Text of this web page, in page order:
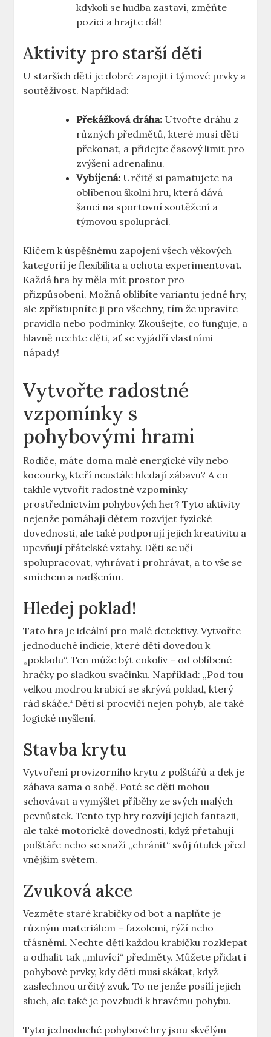
kdykoli se hudba zastaví, změňte
pozici a hrajte dál!
Aktivity pro starší děti
U starších dětí je dobré zapojit i týmové prvky a
soutěživost. Například:
Překážková dráha: Utvořte dráhu z
různých předmětů, které musí děti
překonat, a přidejte časový limit pro
zvýšení adrenalinu.
Vybíjená: Určitě si pamatujete na
oblíbenou školní hru, která dává
šanci na sportovní soutěžení a
týmovou spolupráci.
Klíčem k úspěšnému zapojení všech věkových
kategorií je flexibilita a ochota experimentovat.
Každá hra by měla mít prostor pro
přizpůsobení. Možná oblíbíte variantu jedné hry,
ale zpřístupníte ji pro všechny, tím že upravíte
pravidla nebo podmínky. Zkoušejte, co funguje, a
hlavně nechte děti, ať se vyjádří vlastními
nápady!
Vytvořte radostné
vzpomínky s
pohybovými hrami
Rodiče, máte doma malé energické víly nebo
kocourky, kteří neustále hledají zábavu? A co
takhle vytvořit radostné vzpomínky
prostřednictvím pohybových her? Tyto aktivity
nejenže pomáhají dětem rozvíjet fyzické
dovednosti, ale také podporují jejich kreativitu a
upevňují přátelské vztahy. Děti se učí
spolupracovat, vyhrávat i prohrávat, a to vše se
smíchem a nadšením.
Hledej poklad!
Tato hra je ideální pro malé detektivy. Vytvořte
jednoduché indicie, které děti dovedou k
„pokladu“. Ten může být cokoliv – od oblíbené
hračky po sladkou svačinku. Například: „Pod tou
velkou modrou krabicí se skrývá poklad, který
rád skáče.“ Děti si procvičí nejen pohyb, ale také
logické myšlení.
Stavba krytu
Vytvoření provizorního krytu z polštářů a dek je
zábava sama o sobě. Poté se děti mohou
schovávat a vymýšlet příběhy ze svých malých
pevnůstek. Tento typ hry rozvíjí jejich fantazii,
ale také motorické dovednosti, když přetahují
polštáře nebo se snaží „chránit“ svůj útulek před
vnějším světem.
Zvuková akce
Vezměte staré krabičky od bot a naplňte je
různým materiálem – fazolemi, rýží nebo
třásněmi. Nechte děti každou krabičku rozklepat
a odhalit tak „mluvící“ předměty. Můžete přidat i
pohybové prvky, kdy děti musí skákat, když
zaslechnou určitý zvuk. To ne jenže posílí jejich
sluch, ale také je povzbudí k hravému pohybu.
Tyto jednoduché pohybové hry jsou skvělým